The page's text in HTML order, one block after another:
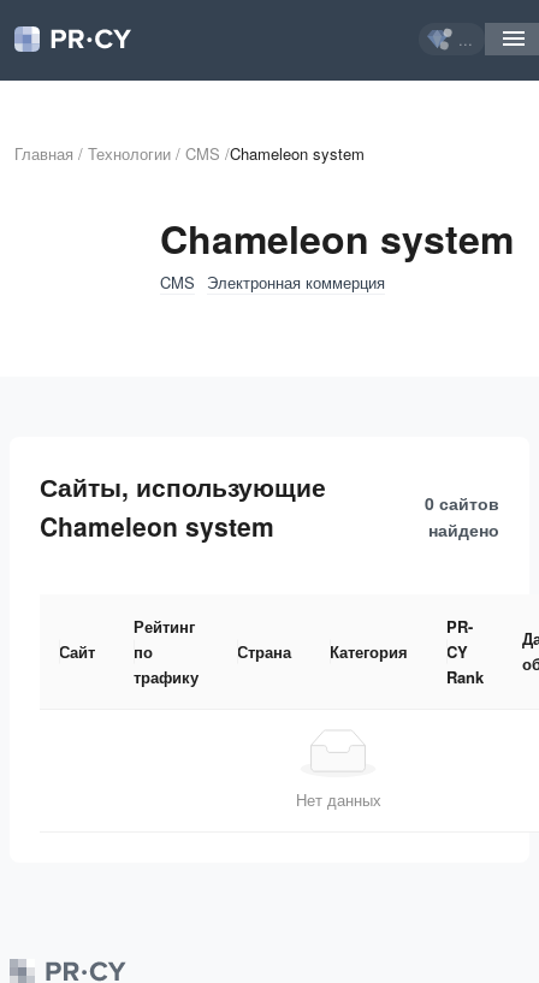
...
Главная / Технологии / CMS /Chameleon system
Chameleon system
CMS Электронная коммерция
Сайты, использующие
Chameleon system
0 сайтов
найдено
Сайт
Рейтинг
по
трафику
Страна Категория
PR-
CY
Rank
Нет данных